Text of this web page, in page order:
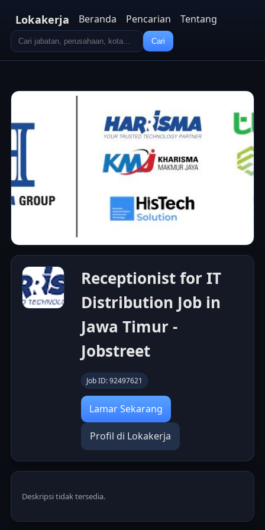
Lokakerja Beranda Pencarian Tentang
Cari
Receptionist for IT
Distribution Job in
Jawa Timur -
Jobstreet
Job ID: 92497621
Lamar Sekarang
Profil di Lokakerja
Deskripsi tidak tersedia.